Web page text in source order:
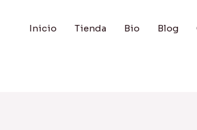
Inicio Tienda Bio Blog